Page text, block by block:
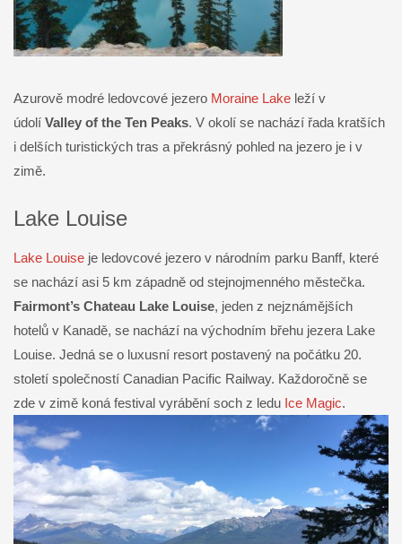
Azurově modré ledovcové jezero Moraine Lake leží v
údolí Valley of the Ten Peaks. V okolí se nachází řada kratších
i delších turistických tras a překrásný pohled na jezero je i v
zimě.
Lake Louise
Lake Louise je ledovcové jezero v národním parku Banff, které
se nachází asi 5 km západně od stejnojmenného městečka.
Fairmont’s Chateau Lake Louise, jeden z nejznámějších
hotelů v Kanadě, se nachází na východním břehu jezera Lake
Louise. Jedná se o luxusní resort postavený na počátku 20.
století společností Canadian Pacific Railway. Každoročně se
zde v zimě koná festival vyrábění soch z ledu Ice Magic.